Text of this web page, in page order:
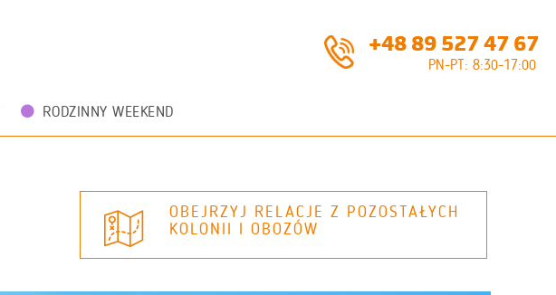
+48 89 527 47 67
PN-PT: 8:30-17:00
RODZINNY WEEKEND
OBEJRZYJ RELACJE Z POZOSTAŁYCH
KOLONII I OBOZÓW